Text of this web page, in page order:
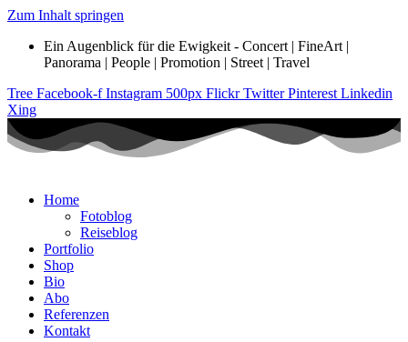
Zum Inhalt springen
Ein Augenblick für die Ewigkeit - Concert | FineArt |
Panorama | People | Promotion | Street | Travel
Tree Facebook-f Instagram 500px Flickr Twitter Pinterest Linkedin
Xing
Home
Fotoblog
Reiseblog
Portfolio
Shop
Bio
Abo
Referenzen
Kontakt